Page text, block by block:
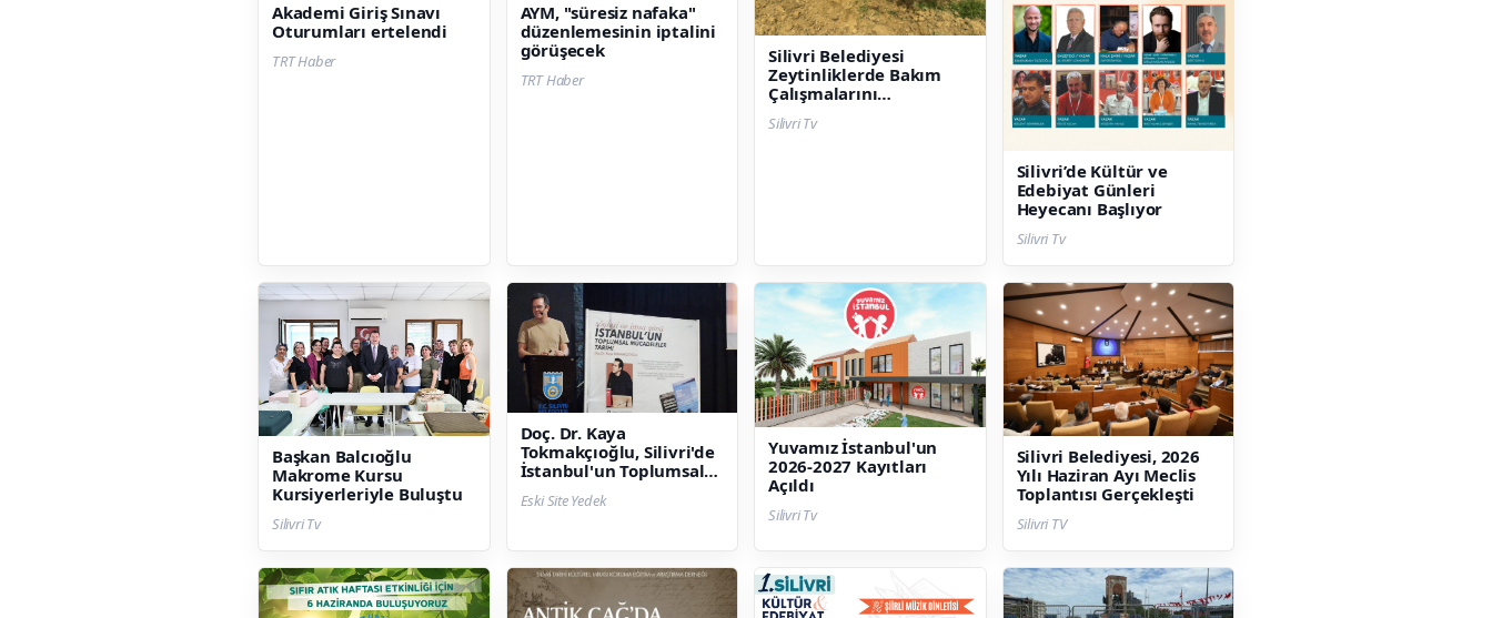
Akademi Giriş Sınavı
Oturumları ertelendi
TRT Haber
AYM, "süresiz nafaka"
düzenlemesinin iptalini
görüşecek
TRT Haber
Silivri Belediyesi
Zeytinliklerde Bakım
Çalışmalarını
Sürdürüyor
Silivri Tv
Silivri’de Kültür ve
Edebiyat Günleri
Heyecanı Başlıyor
Silivri Tv
Başkan Balcıoğlu
Makrome Kursu
Kursiyerleriyle Buluştu
Silivri Tv
Doç. Dr. Kaya
Tokmakçıoğlu, Silivri'de
İstanbul'un Toplumsal
Eski Site Yedek
Yuvamız İstanbul'un
2026-2027 Kayıtları
Açıldı
Silivri Tv
Silivri Belediyesi, 2026
Yılı Haziran Ayı Meclis
Toplantısı Gerçekleşti
Silivri TV